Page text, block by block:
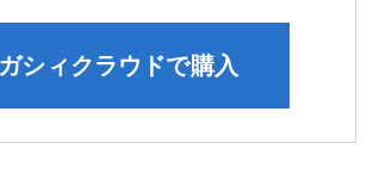
シィクラウドで購入